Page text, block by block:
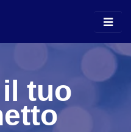
tuo